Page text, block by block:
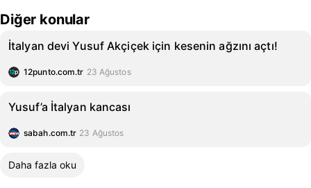
Diğer konular
İtalyan devi Yusuf Akçiçek için kesenin ağzını açtı!
12punto.com.tr 23 Ağustos
Yusuf’a İtalyan kancası
sabah.com.tr 23 Ağustos
Daha fazla oku